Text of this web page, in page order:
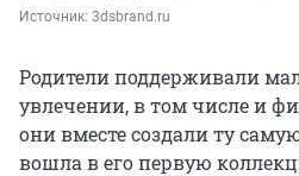
Источник: 3dsbrand.ru
Родители поддерживали
увлечении, в том числе и
они вместе создали ту
вошла в его первую